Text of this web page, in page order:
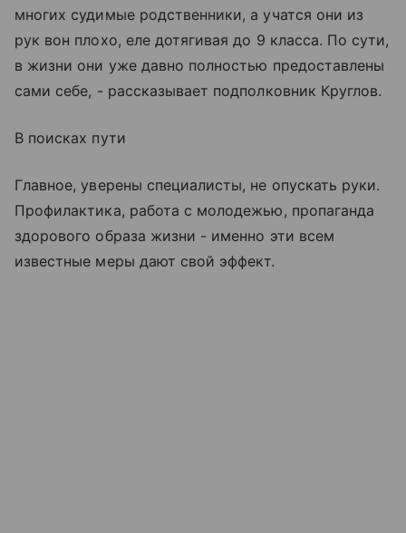
многих судимые родственники, а учатся они из
рук вон плохо, еле дотягивая до 9 класса. По сути,
в жизни они уже давно полностью предоставлены
сами себе, - рассказывает подполковник Круглов.
В поисках пути
Главное, уверены специалисты, не опускать руки.
Профилактика, работа с молодежью, пропаганда
здорового образа жизни - именно эти всем
известные меры дают свой эффект.